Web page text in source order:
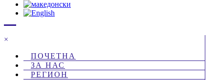
×
ПОЧЕТНА
ЗА НАС
РЕГИОН